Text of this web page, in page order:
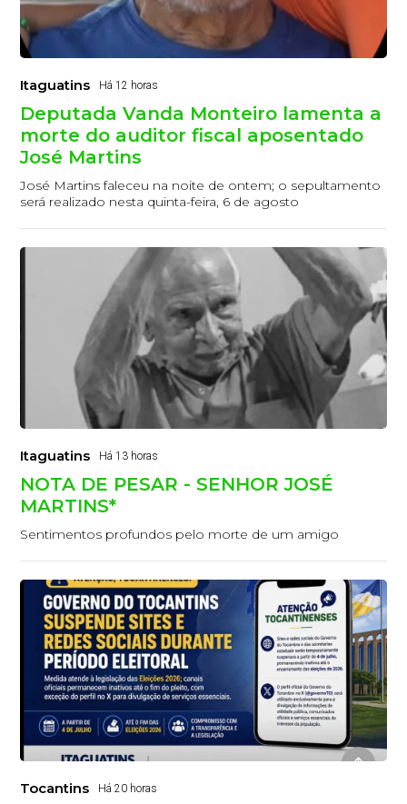
Itaguatins Há 12 horas
Deputada Vanda Monteiro lamenta a
morte do auditor fiscal aposentado
José Martins
José Martins faleceu na noite de ontem; o sepultamento
será realizado nesta quinta-feira, 6 de agosto
Itaguatins Há 13 horas
NOTA DE PESAR - SENHOR JOSÉ
MARTINS*
Sentimentos profundos pelo morte de um amigo
Tocantins Há 20 horas